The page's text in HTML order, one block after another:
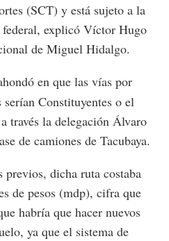
(SCT) y está sujeto a la
explicó Víctor Hugo
de Miguel Hidalgo.
en que las vías por
Constituyentes o el
través la delegación Álvaro
de camiones de Tacubaya.
dicha ruta costaba
de pesos (mdp), cifra que
habría que hacer nuevos
ya que el sistema de